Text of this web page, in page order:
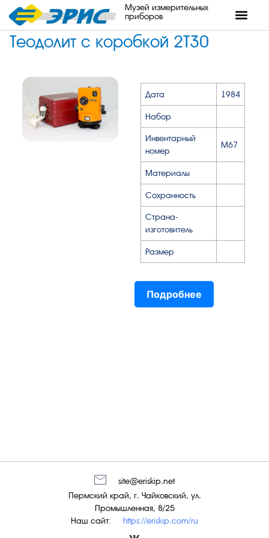
Музей измерительных
приборов
Теодолит с коробкой 2Т30
Дата 1984
Набор
Инвентарный
номер
М67
Материалы
Сохранность
Страна-
изготовитель
Размер
Подробнее
Наш сайт: https://eriskip.com/ru
Пермский край, г. Чайковский, ул.
Промышленная, 8/25
site@eriskip.net